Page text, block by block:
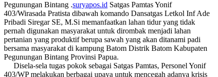
Pegunungan Bintang .suryapos.id Satgas Pamtas Yonif
403/Wirasada Pratista dibawah komando Dansatgas Letkol Inf Ade
Pribadi Siregar SE, M.Si memanfaatkan lahan tidur yang tidak
pernah digunakan masyarakat untuk dirombak menjadi lahan
pertanian yang produktif berupa sawah yang akan ditanami padi
bersama masyarakat di kampung Batom Distrik Batom Kabupaten
Pegunungan Bintang Provinsi Papua.
Disela-sela tugas pokok sebagai Satgas Pamtas, Personel Yonif
403/WP melakukan berbagai upaya untuk mencegah adanya krisis